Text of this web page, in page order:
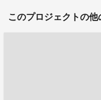
このプロジェクトの他